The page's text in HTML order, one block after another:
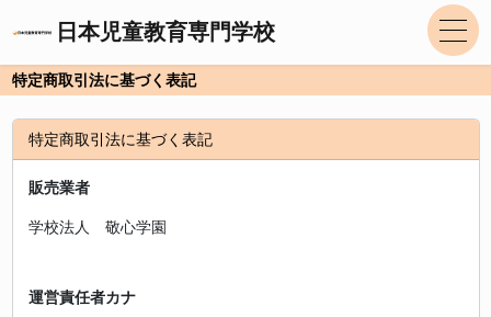
日本児童教育専門学校
特定商取引法に基づく表記
特定商取引法に基づく表記
販売業者
学校法人 敬心学園
運営責任者カナ